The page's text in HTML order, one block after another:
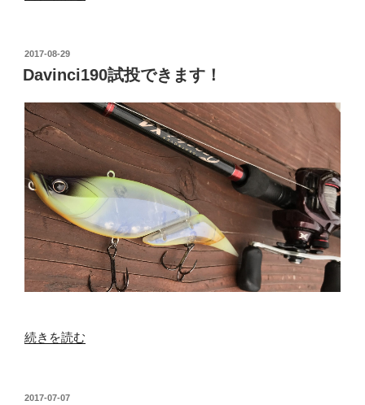
を
開
し
ま
す！”
の
投
稿
日:
2017-08-29
Davinci190試投できます！
“Davinci190
で
続きを読む
投
2017-07-07